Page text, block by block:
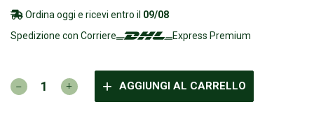
Ordina oggi e ricevi entro il 09/08
Spedizione con Corriere
Express Premium
ALT
INNSBRUCK
AGGIUNGI AL CARRELLO